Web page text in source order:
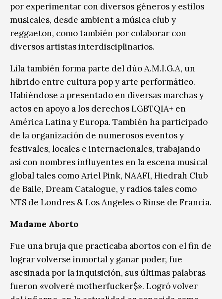
por experimentar con diversos géneros y estilos
musicales, desde ambient a música club y
reggaeton, como también por colaborar con
diversos artistas interdisciplinarios.
Lila también forma parte del dúo A.M.I.G.A, un
híbrido entre cultura pop y arte performático.
Habiéndose a presentado en diversas marchas y
actos en apoyo a los derechos LGBTQIA+ en
América Latina y Europa. También ha participado
de la organización de numerosos eventos y
festivales, locales e internacionales, trabajando
así con nombres influyentes en la escena musical
global tales como Ariel Pink, NAAFI, Hiedrah Club
de Baile, Dream Catalogue, y radios tales como
NTS de Londres & Los Angeles o Rinse de Francia.
Madame Aborto
Fue una bruja que practicaba abortos con el fin de
lograr volverse inmortal y ganar poder, fue
asesinada por la inquisición, sus últimas palabras
fueron «volveré motherfucker$». Logró volver